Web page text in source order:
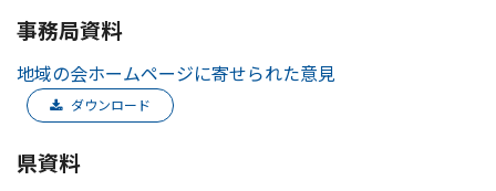
事務局資料
地域の会ホームページに寄せられた意見
ダウンロード
県資料